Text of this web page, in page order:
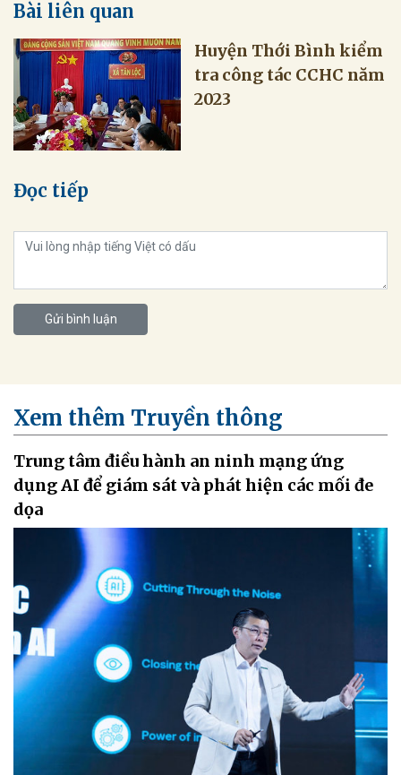
Bài liên quan
Huyện Thới Bình kiểm
tra công tác CCHC năm
2023
Đọc tiếp
Gửi bình luận
Xem thêm Truyền thông
Trung tâm điều hành an ninh mạng ứng
dụng AI để giám sát và phát hiện các mối đe
dọa